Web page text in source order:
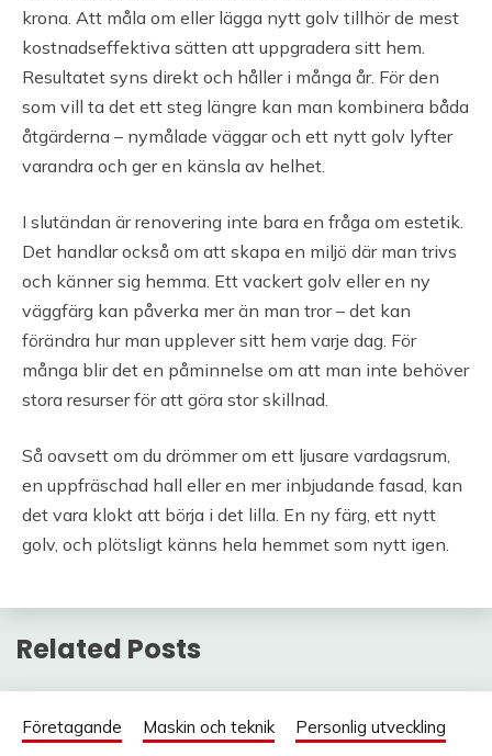
krona. Att måla om eller lägga nytt golv tillhör de mest
kostnadseffektiva sätten att uppgradera sitt hem.
Resultatet syns direkt och håller i många år. För den
som vill ta det ett steg längre kan man kombinera båda
åtgärderna – nymålade väggar och ett nytt golv lyfter
varandra och ger en känsla av helhet.
I slutändan är renovering inte bara en fråga om estetik.
Det handlar också om att skapa en miljö där man trivs
och känner sig hemma. Ett vackert golv eller en ny
väggfärg kan påverka mer än man tror – det kan
förändra hur man upplever sitt hem varje dag. För
många blir det en påminnelse om att man inte behöver
stora resurser för att göra stor skillnad.
Så oavsett om du drömmer om ett ljusare vardagsrum,
en uppfräschad hall eller en mer inbjudande fasad, kan
det vara klokt att börja i det lilla. En ny färg, ett nytt
golv, och plötsligt känns hela hemmet som nytt igen.
Related Posts
Företagande Maskin och teknik Personlig utveckling